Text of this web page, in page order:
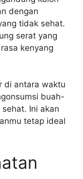
dengan
tidak sehat.
serat yang
kenyang
di antara waktu
buah-
Ini akan
tetap ideal